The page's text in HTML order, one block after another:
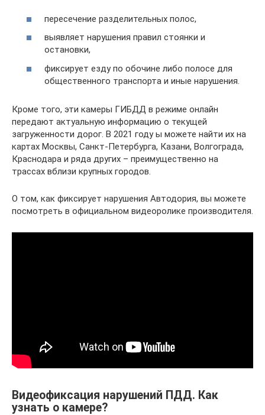
пересечение разделительных полос,
выявляет нарушения правил стоянки и
остановки,
фиксирует езду по обочине либо полосе для
общественного транспорта и иные нарушения.
Кроме того, эти камеры ГИБДД в режиме онлайн
передают актуальную информацию о текущей
загруженности дорог. В 2021 году ы можете найти их на
картах Москвы, Санкт-Петербурга, Казани, Волгограда,
Краснодара и ряда других – преимущественно на
трассах вблизи крупных городов.
О том, как фиксирует нарушения Автодория, вы можете
посмотреть в официальном видеоролике производителя.
Видеофиксация нарушений ПДД. Как
узнать о камере?